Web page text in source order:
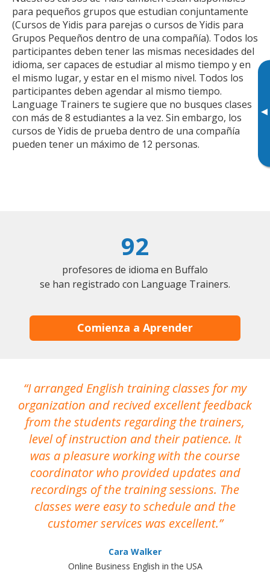
▸
para pequeños grupos que estudian conjuntamente
(Cursos de Yidis para parejas o cursos de Yidis para
Grupos Pequeños dentro de una compañía). Todos los
participantes deben tener las mismas necesidades del
idioma, ser capaces de estudiar al mismo tiempo y en
el mismo lugar, y estar en el mismo nivel. Todos los
participantes deben agendar al mismo tiempo.
Language Trainers te sugiere que no busques clases
con más de 8 estudiantes a la vez. Sin embargo, los
cursos de Yidis de prueba dentro de una compañía
pueden tener un máximo de 12 personas.
92
profesores de idioma en Buffalo
se han registrado con Language Trainers.
Comienza a Aprender
I arranged English training classes for my
organization and recived excellent feedback
from the students regarding the trainers,
level of instruction and their patience. It
was a pleasure working with the course
coordinator who provided updates and
recordings of the training sessions. The
classes were easy to schedule and the
customer services was excellent.
Cara Walker
Online Business English in the USA